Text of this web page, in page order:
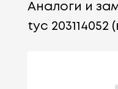
Аналоги и
tyc 203114052